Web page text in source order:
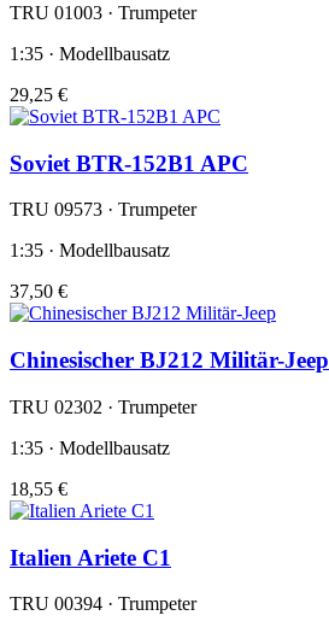
TRU 01003 · Trumpeter
1:35 · Modellbausatz
29,25 €
Soviet BTR-152B1 APC
TRU 09573 · Trumpeter
1:35 · Modellbausatz
37,50 €
Chinesischer BJ212 Militär-Jeep
TRU 02302 · Trumpeter
1:35 · Modellbausatz
18,55 €
Italien Ariete C1
TRU 00394 · Trumpeter